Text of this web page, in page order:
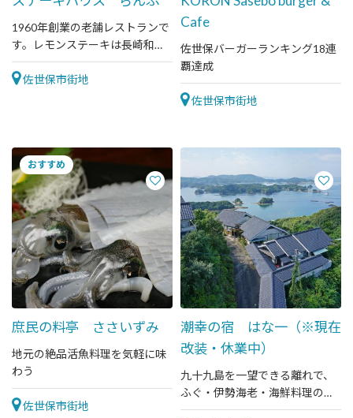
1960年創業の老舗レストランで
す。レモンステーキは長崎和牛
を使用しています。
佐世保市街地
Cafe
佐世保バーガーランキング18連
覇達成
佐世保市街地
庶民の料亭 ささいずみ
地元の絶品活魚料理を気軽に味
わう
佐世保市街地
潮幸の宿 はな一（※現在
改装・休業中）
九十九島を一望できる離れで、
ふぐ・伊勢海老・海鮮料理のお
食事を楽しめます。